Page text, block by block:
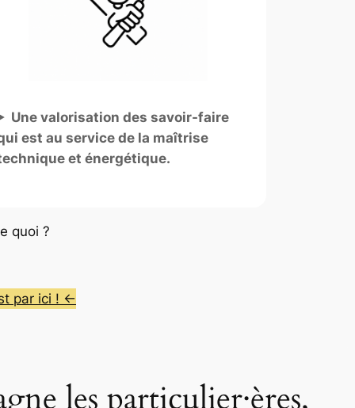
Une valorisation des savoir-faire
est au service de la maîtrise
et énergétique.
quoi ?
par ici ! ←
les particulier·ères,